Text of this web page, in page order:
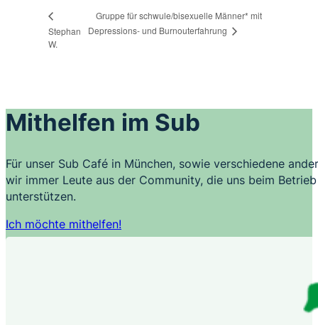
Stephan
W.
Gruppe für schwule/bisexuelle Männer* mit
Depressions- und Burnouterfahrung
Mithelfen im Sub
Für unser Sub Café in München, sowie verschiedene
wir immer Leute aus der Community, die uns beim
unterstützen.
Ich möchte mithelfen!